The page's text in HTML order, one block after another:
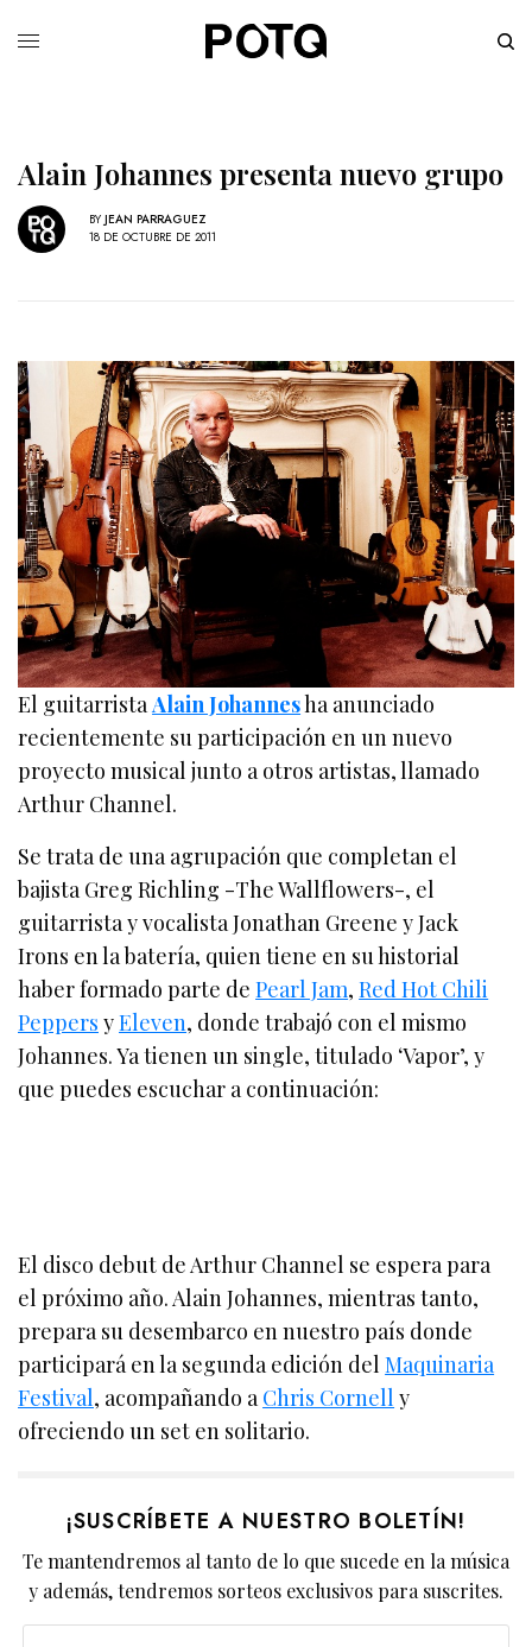
Alain Johannes presenta nuevo grupo
BY JEAN PARRAGUEZ
18 DE OCTUBRE DE 2011
El guitarristaAlain Johannesha anunciado
recientemente su participación en un nuevo
proyecto musical junto a otros artistas, llamado
Arthur Channel.
Se trata de una agrupación que completan el
bajista Greg Richling -The Wallflowers-, el
guitarrista y vocalista Jonathan Greene y Jack
Irons en la batería, quien tiene en su historial
haber formado parte dePearl Jam,Red Hot Chili
Peppers yEleven, donde trabajó con el mismo
Johannes. Ya tienen un single, titulado ‘Vapor’, y
que puedes escuchar a continuación:
El disco debut de Arthur Channel se espera para
el próximo año. Alain Johannes, mientras tanto,
prepara su desembarco en nuestro país donde
participará en la segunda edición delMaquinaria
Festival, acompañando a Chris Cornell y
ofreciendo un set en solitario.
¡SUSCRÍBETE A NUESTRO BOLETÍN!
Te mantendremos al tanto de lo que sucede en la música
y además, tendremos sorteos exclusivos para suscrites.